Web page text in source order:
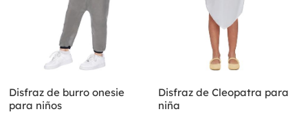
Disfraz de burro onesie
para niños
Disfraz de Cleopatra para
niña